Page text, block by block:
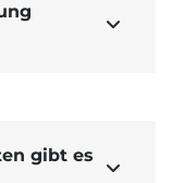

gibt es
